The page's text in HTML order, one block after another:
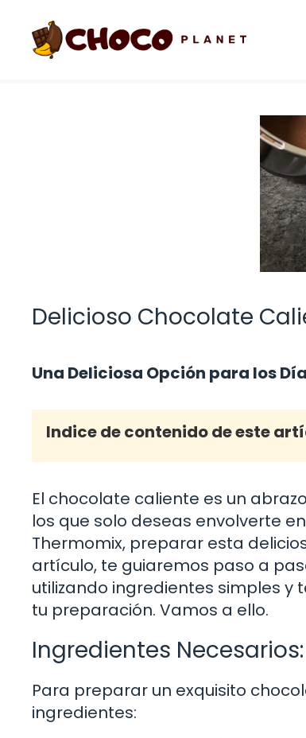
contenido
Delicioso Chocolate
Una Deliciosa Opción para los
Indice de contenido de este
El chocolate caliente es un
los que solo deseas envolverte
Thermomix, preparar esta
artículo, te guiaremos paso a
utilizando ingredientes simples y
tu preparación. Vamos a ello.
Ingredientes Necesarios:
Para preparar un exquisito
ingredientes: